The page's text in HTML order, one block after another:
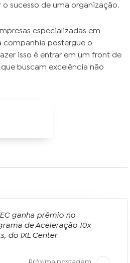
o sucesso de uma organização.
especializadas em
companhia postergue o
isso é entrar em um front de
buscam excelência não
ganha prêmio no
de Aceleração 10x
do IXL Center